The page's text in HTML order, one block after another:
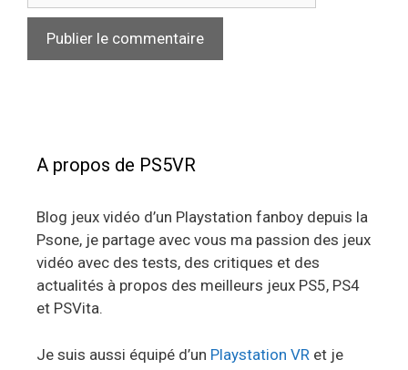
A propos de PS5VR
Blog jeux vidéo d’un Playstation fanboy depuis la
Psone, je partage avec vous ma passion des jeux
vidéo avec des tests, des critiques et des
actualités à propos des meilleurs jeux PS5, PS4
et PSVita.
Je suis aussi équipé d’un Playstation VR et je